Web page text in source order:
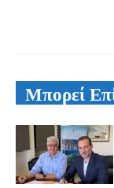
Μπορεί